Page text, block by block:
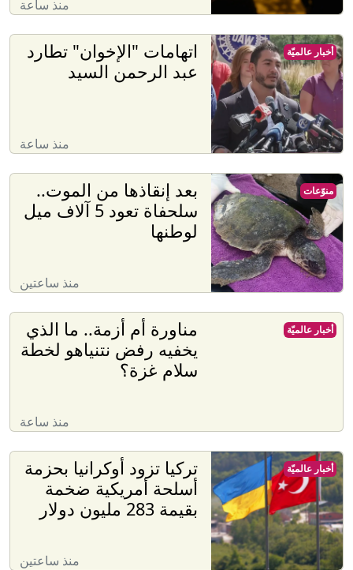
منذ ساعة
اتهامات "الإخوان" تطارد
عبد الرحمن السيد
منذ ساعة
أخبار عالميّة
بعد إنقاذها من الموت..
سلحفاة تعود 5 آلاف ميل
لوطنها
منذ ساعتين
منوّعات
مناورة أم أزمة.. ما الذي
يخفيه رفض نتنياهو لخطة
سلام غزة؟
منذ ساعة
أخبار عالميّة
تركيا تزود أوكرانيا بحزمة
أسلحة أمريكية ضخمة
بقيمة 283 مليون دولار
منذ ساعتين
أخبار عالميّة